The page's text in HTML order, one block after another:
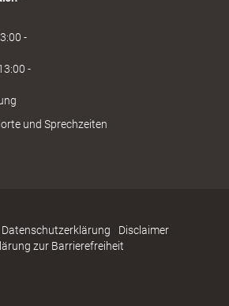
-
-
und Sprechzeiten
Datenschutzerklärung
Disclaimer
zur Barrierefreiheit